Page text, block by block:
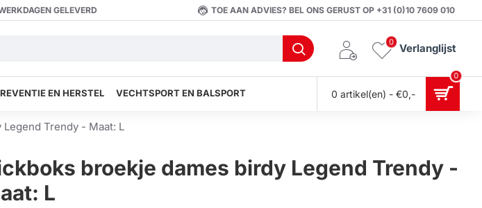
GELEVERD TOE AAN ADVIES? BEL ONS GERUST OP +31 (0)10 7609 010
Verlanglijst
0
EN HERSTEL VECHTSPORT EN BALSPORT 0 artikel(en) - €0,-
0
Trendy - Maat: L
broekje dames birdy Legend Trendy -
L